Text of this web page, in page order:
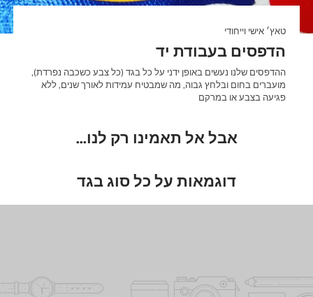
טאץ׳ אישי וייחודי
הדפסים בעבודת יד
ההדפסים שלנו נעשים באופן ידני על כל בגד (כל צבע כשכבה נפרדת),
מועברים בחום ובלחץ גבוה, מה שמבטיח עמידות לאורך שנים, ללא
פגיעה בצבע או במרקם
אבל אל תאמינו רק לנו...
דוגמאות על כל סוג בגד